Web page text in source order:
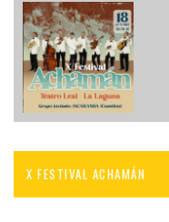
X FESTIVAL ACHAMÁN